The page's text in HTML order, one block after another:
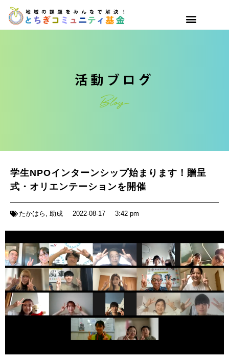
学生NPOインターンシップ始まります！贈呈
式・オリエンテーションを開催
たかはら , 助成 2022-08-17 3:42 pm